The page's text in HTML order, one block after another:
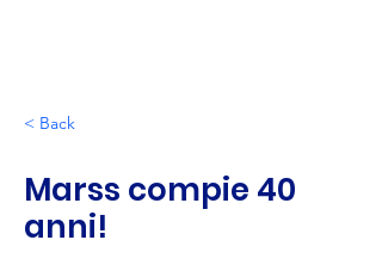
< Back
Marss compie 40
anni!